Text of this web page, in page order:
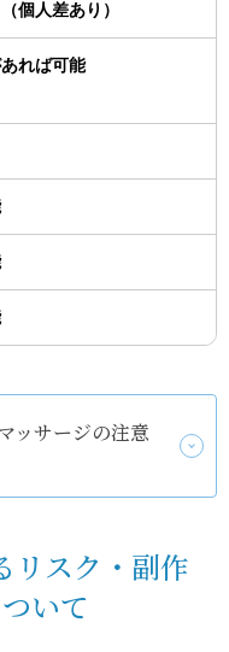
個人差あり）
れば可能
ッサージの注意
リスク・副作
いて